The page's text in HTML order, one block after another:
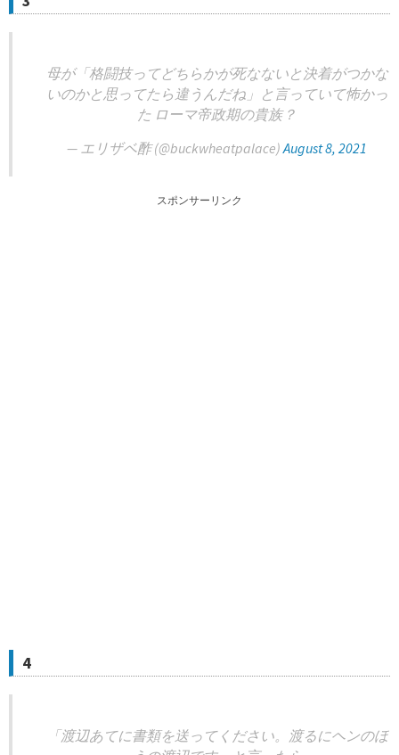
母が「格闘技ってどちらかが死なないと決着がつかな
いのかと思ってたら違うんだね」と言っていて怖かっ
た ローマ帝政期の貴族？
— エリザベ酢 (@buckwheatpalace)August 8, 2021
スポンサーリンク
4
「渡辺あてに書類を送ってください。渡るにヘンのほ